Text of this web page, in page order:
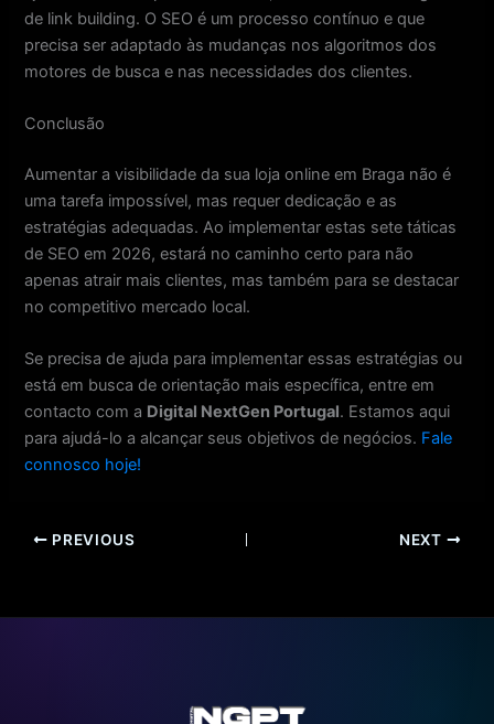
de link building. O SEO é um processo contínuo e que
precisa ser adaptado às mudanças nos algoritmos dos
motores de busca e nas necessidades dos clientes.
Conclusão
Aumentar a visibilidade da sua loja online em Braga não é
uma tarefa impossível, mas requer dedicação e as
estratégias adequadas. Ao implementar estas sete táticas
de SEO em 2026, estará no caminho certo para não
apenas atrair mais clientes, mas também para se destacar
no competitivo mercado local.
Se precisa de ajuda para implementar essas estratégias ou
está em busca de orientação mais específica, entre em
contacto com a Digital NextGen Portugal. Estamos aqui
para ajudá-lo a alcançar seus objetivos de negócios. Fale
connosco hoje!
PREVIOUS NEXT